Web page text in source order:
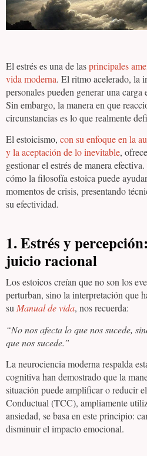
El estrés es una de lasprincipales
vida moderna. El ritmo acelerado, la
personales pueden generar una
Sin embargo, la manera en que
circunstancias es lo que realmente
El estoicismo, con su enfoque en la
y la aceptación de lo inevitable,
gestionar el estrés de manera
cómo la filosofía estoica puede
momentos de crisis, presentando
su efectividad.
1. Estrés y
juicio racional
Los estoicos creían que no son los
perturban, sino la interpretación que
suManual de vida, nos recuerda:
“No nos afecta lo que nos sucede,
que nos sucede.”
La neurociencia moderna respalda
cognitiva han demostrado que la
situación puede amplificar o reducir
Conductual (TCC), ampliamente
ansiedad, se basa en este principio:
disminuir el impacto emocional.